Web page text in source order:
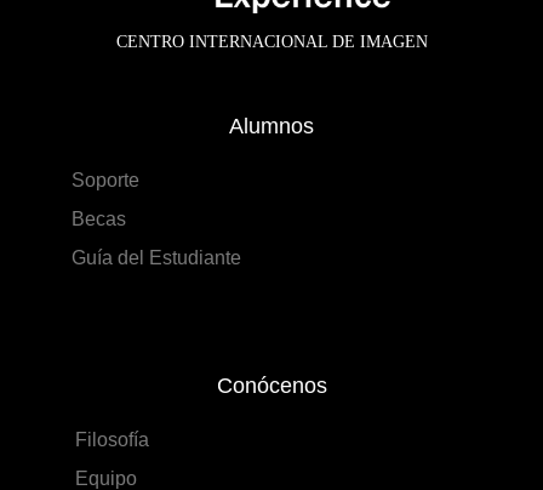
CENTRO INTERNACIONAL DE IMAGEN
Alumnos
Soporte
Becas
Guía del Estudiante
Conócenos
Filosofía
Equipo